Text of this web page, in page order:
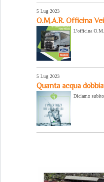
5 Lug 2023
O.M.A.R. Officina
L’officina
5 Lug 2023
Quanta acqua
Diciamo